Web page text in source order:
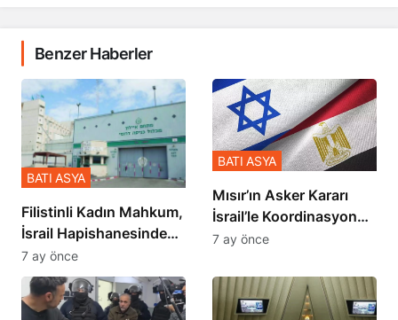
Benzer Haberler
Filistinli Kadın Mahkum,
İsrail Hapishanesindeki
Zulmü Anlattı
BATI ASYA
7 ay önce
Mısır’ın Asker Kararı
İsrail’le Koordinasyon
İçinde Gerçekleşmiş
BATI ASYA
7 ay önce